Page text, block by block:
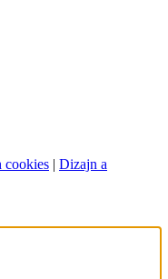
cookies | Dizajn a